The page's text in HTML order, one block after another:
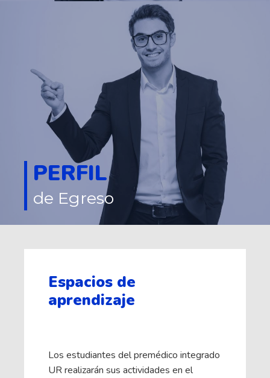
PERFIL
de Egreso
Espacios de
aprendizaje
Los estudiantes del premédico integrado
UR realizarán sus actividades en el